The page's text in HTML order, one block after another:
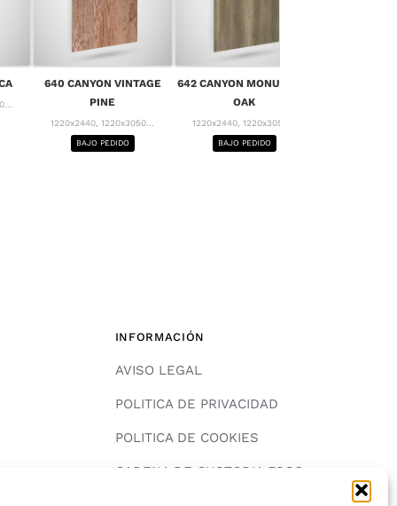
640 CANYON VINTAGE
PINE
1220x2440, 1220x3050...
BAJO PEDIDO
642 CANYON MONUMENT
OAK
1220x2440, 1220x3050...
BAJO PEDIDO
INFORMACIÓN
AVISO LEGAL
POLITICA DE PRIVACIDAD
POLITICA DE COOKIES
CADENA DE CUSTODIA FSC®